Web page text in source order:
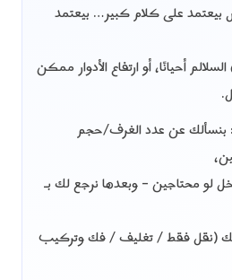
على كلام كبير… بيعتمد
أحيانًا، أو ارتفاع الأدوار ممكن
بنسألك عن عدد الغرف/حجم
لو محتاجين – وبعدها نرجع لك بـ
(نقل فقط / تغليف / فك وتركيب